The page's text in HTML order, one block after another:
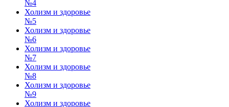
№4
Холизм и здоровье
№5
Холизм и здоровье
№6
Холизм и здоровье
№7
Холизм и здоровье
№8
Холизм и здоровье
№9
Холизм и здоровье